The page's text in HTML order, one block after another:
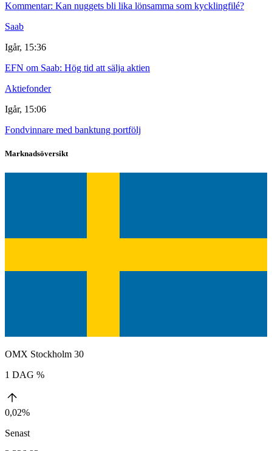
Kommentar: Kan nuggets bli lika lönsamma som kycklingfilé?
Saab
Igår, 15:36
EFN om Saab: Hög tid att sälja aktien
Aktiefonder
Igår, 15:06
Fondvinnare med banktung portfölj
Marknadsöversikt
OMX Stockholm 30
1 DAG %
0,02%
Senast